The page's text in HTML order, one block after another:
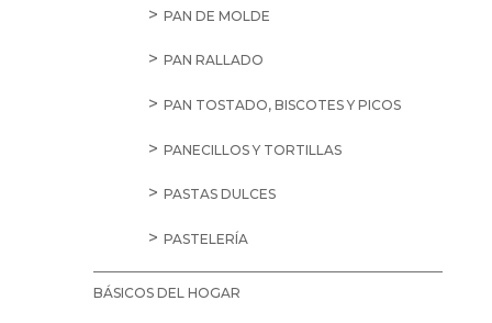
PAN DE MOLDE
PAN RALLADO
PAN TOSTADO, BISCOTES Y PICOS
PANECILLOS Y TORTILLAS
PASTAS DULCES
PASTELERÍA
BÁSICOS DEL HOGAR